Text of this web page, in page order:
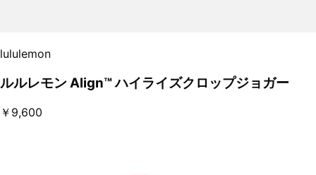
lululemon
ルルレモン Align™ ハイライズクロップジョガー
￥9,600